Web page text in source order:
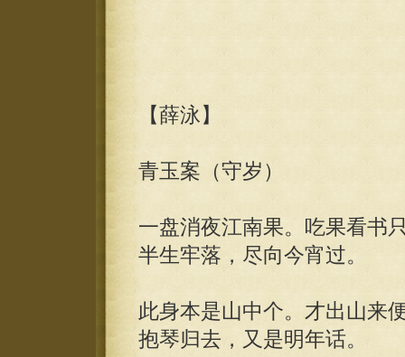
【薛泳】
青玉案（守岁）
一盘消夜江南果。吃果看书
半生牢落，尽向今宵过。
此身本是山中个。才出山来
抱琴归去，又是明年话。